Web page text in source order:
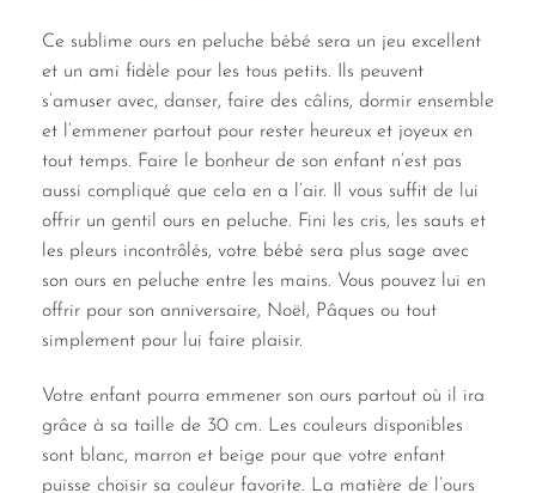
Ce sublime ours en peluche bébé sera un jeu excellent
et un ami fidèle pour les tous petits. Ils peuvent
s’amuser avec, danser, faire des câlins, dormir ensemble
et l’emmener partout pour rester heureux et joyeux en
tout temps. Faire le bonheur de son enfant n’est pas
aussi compliqué que cela en a l’air. Il vous suffit de lui
offrir un gentil ours en peluche. Fini les cris, les sauts et
les pleurs incontrôlés, votre bébé sera plus sage avec
son ours en peluche entre les mains. Vous pouvez lui en
offrir pour son anniversaire, Noël, Pâques ou tout
simplement pour lui faire plaisir.
Votre enfant pourra emmener son ours partout où il ira
grâce à sa taille de 30 cm. Les couleurs disponibles
sont blanc, marron et beige pour que votre enfant
puisse choisir sa couleur favorite. La matière de l’ours